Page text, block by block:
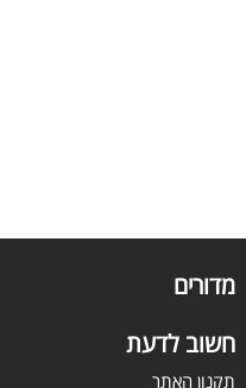
מדורים
חשוב לדעת
תקנון האתר